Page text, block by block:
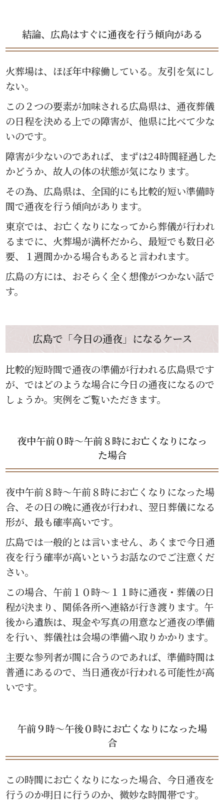
結論、広島はすぐに通夜を行う傾向がある
火葬場は、ほぼ年中稼働している。友引を気にし
ない。
この２つの要素が加味される広島県は、通夜葬儀
の日程を決める上での障害が、他県に比べて少な
いのです。
障害が少ないのであれば、まずは24時間経過した
かどうか、故人の体の状態が気になります。
その為、広島県は、全国的にも比較的短い準備時
間で通夜を行う傾向があります。
東京では、お亡くなりになってから葬儀が行われ
るまでに、火葬場が満杯だから、最短でも数日必
要、１週間かかる場合もあると言われます。
広島の方には、おそらく全く想像がつかない話で
す。
広島で「今日の通夜」になるケース
比較的短時間で通夜の準備が行われる広島県です
が、ではどのような場合に今日の通夜になるので
しょうか。実例をご覧いただきます。
夜中午前０時〜午前８時にお亡くなりになっ
た場合
夜中午前８時〜午前８時にお亡くなりになった場
合、その日の晩に通夜が行われ、翌日葬儀になる
形が、最も確率高いです。
広島では一般的とは言いません、あくまで今日通
夜を行う確率が高いというお話なのでご注意くだ
さい。
この場合、午前１０時〜１１時に通夜・葬儀の日
程が決まり、関係各所へ連絡が行き渡ります。午
後から遺族は、現金や写真の用意など通夜の準備
を行い、葬儀社は会場の準備へ取りかかります。
主要な参列者が間に合うのであれば、準備時間は
普通にあるので、当日通夜が行われる可能性が高
いです。
午前９時〜午後０時にお亡くなりになった場
合
この時間にお亡くなりになった場合、今日通夜を
行うのか明日に行うのか、微妙な時間帯です。